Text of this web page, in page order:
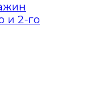
и 2-го